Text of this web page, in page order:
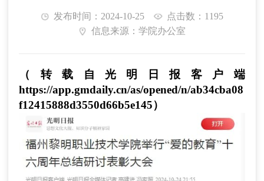
发布时间：2024-10-25
点击数：1195
信息来源：学院办公室
（转载自光明日报客户端
https://app.gmdaily.cn/as/opened/n/ab34cba08
f12415888d3550d66b5e145）